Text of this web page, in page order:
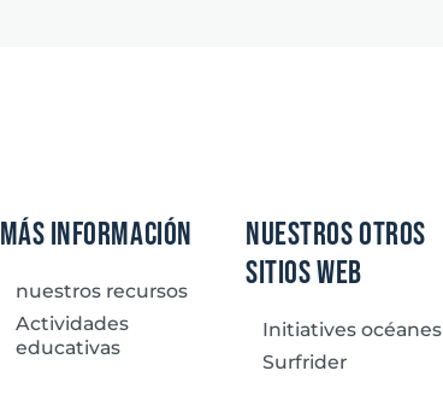
Más información
nuestros recursos
Actividades
educativas
nuestros otros
sitios web
Initiatives océanes
Surfrider